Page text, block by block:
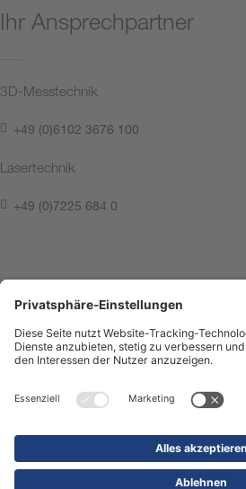
Ihr Ansprechpartner
3D-Messtechnik
+49 (0)6102 3676 100
Lasertechnik
+49 (0)7225 684 0
Impressum
Compliance Center
Nutzungsbedingungen